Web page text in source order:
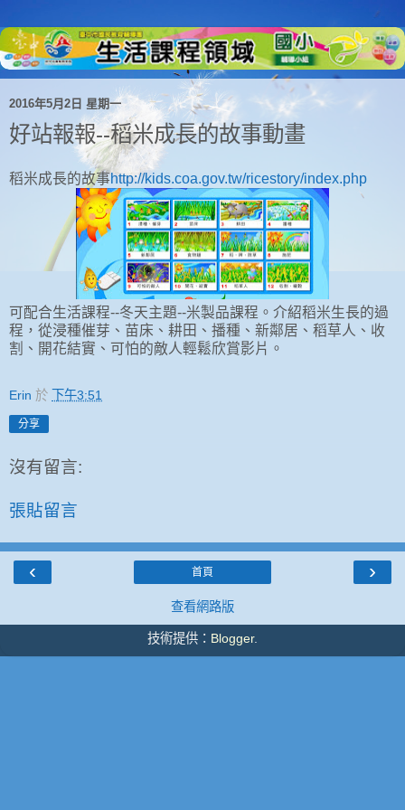
2016年5月2日 星期一
好站報報--稻米成長的故事動畫
稻米成長的故事http://kids.coa.gov.tw/ricestory/index.php
可配合生活課程--冬天主題--米製品課程。介紹稻米生長的過
程，從浸種催芽、苗床、耕田、播種、新鄰居、稻草人、收
割、開花結實、可怕的敵人輕鬆欣賞影片。
Erin 於 下午3:51
分享
沒有留言:
張貼留言
‹ ›
首頁
查看網路版
技術提供： Blogger.